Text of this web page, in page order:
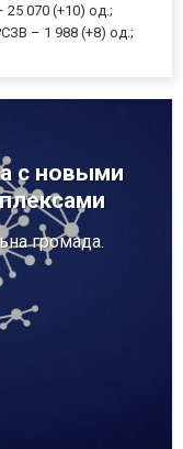
070 (+10) од.;
– 1 988 (+8) од.;
с новыми
громада.